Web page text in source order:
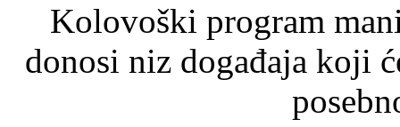
Kolovoški program
donosi niz događaja koji